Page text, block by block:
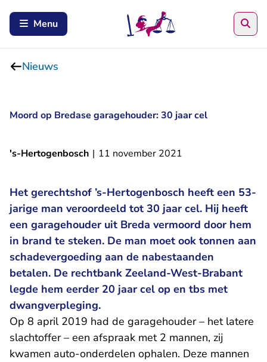
Menu
Nieuws
Moord op Bredase garagehouder: 30 jaar cel
's-Hertogenbosch | 11 november 2021
Het gerechtshof ’s-Hertogenbosch heeft een 53-
jarige man veroordeeld tot 30 jaar cel. Hij heeft
een garagehouder uit Breda vermoord door hem
in brand te steken. De man moet ook tonnen aan
schadevergoeding aan de nabestaanden
betalen. De rechtbank Zeeland-West-Brabant
legde hem eerder 20 jaar cel op en tbs met
dwangverpleging.
Op 8 april 2019 had de garagehouder – het latere
slachtoffer – een afspraak met 2 mannen, zij
kwamen auto-onderdelen ophalen. Deze mannen